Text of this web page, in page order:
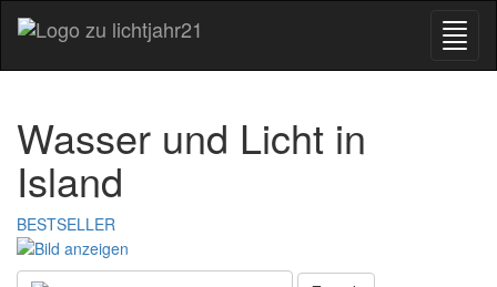
Wasser und Licht in
Island
BESTSELLER